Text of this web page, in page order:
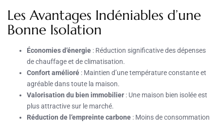
Les Avantages Indéniables d’une
Bonne Isolation
Économies d’énergie : Réduction significative des dépenses
de chauffage et de climatisation.
Confort amélioré : Maintien d’une température constante et
agréable dans toute la maison.
Valorisation du bien immobilier : Une maison bien isolée est
plus attractive sur le marché.
Réduction de l’empreinte carbone : Moins de consommation